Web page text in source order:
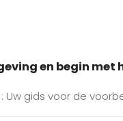
en begin
Uw gids voor de